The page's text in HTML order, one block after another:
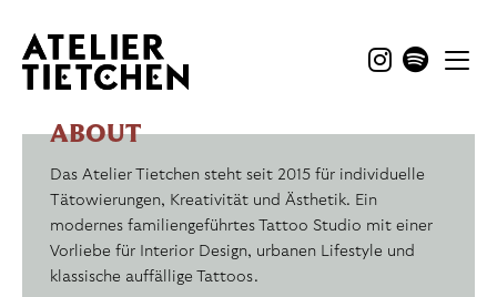
ABOUT
Das Atelier Tietchen steht seit 2015 für individuelle
Tätowierungen, Kreativität und Ästhetik. Ein
modernes familiengeführtes Tattoo Studio mit einer
Vorliebe für Interior Design, urbanen Lifestyle und
klassische auffällige Tattoos.
TATTOO